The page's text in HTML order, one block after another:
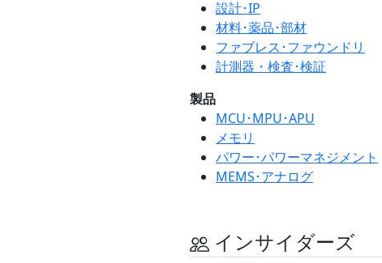
設計･IP
材料･薬品･部材
ファブレス･ファウンドリ
計測器・検査･検証
製品
MCU･MPU･APU
メモリ
パワー･パワーマネジメント
MEMS･アナログ
インサイダーズ